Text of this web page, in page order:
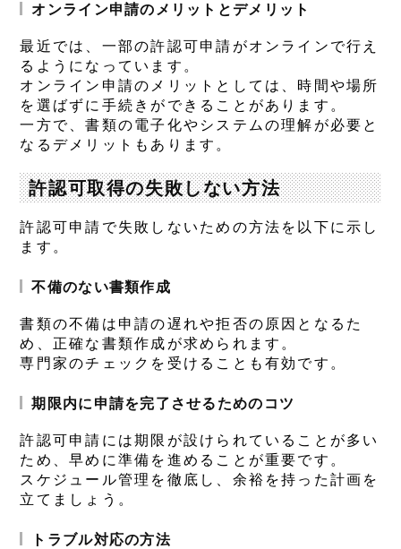
オンライン申請のメリットとデメリット
最近では、一部の許認可申請がオンラインで行え
るようになっています。
オンライン申請のメリットとしては、時間や場所
を選ばずに手続きができることがあります。
一方で、書類の電子化やシステムの理解が必要と
なるデメリットもあります。
許認可取得の失敗しない方法
許認可申請で失敗しないための方法を以下に示し
ます。
不備のない書類作成
書類の不備は申請の遅れや拒否の原因となるた
め、正確な書類作成が求められます。
専門家のチェックを受けることも有効です。
期限内に申請を完了させるためのコツ
許認可申請には期限が設けられていることが多い
ため、早めに準備を進めることが重要です。
スケジュール管理を徹底し、余裕を持った計画を
立てましょう。
トラブル対応の方法